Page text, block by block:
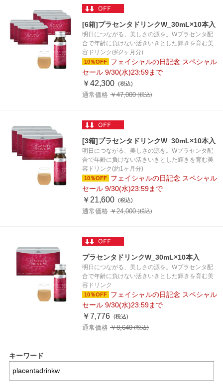
[6箱]プラセンタドリンクW_30mL×10本入
明日につながる、美しさの源を。Wプラセンタ配
合で年齢に負けない活きいきとした輝きを育む美
容ドリンク(約2ヶ月分)
10％OFF
フェイシャルの日記念 スペシャル
セール 9/30(水)23:59まで
￥42,300
通常価格 ￥47,000
[3箱]プラセンタドリンクW_30mL×10本入
明日につながる、美しさの源を。Wプラセンタ配
合で年齢に負けない活きいきとした輝きを育む美
容ドリンク(約1ヶ月分)
10％OFF
フェイシャルの日記念 スペシャル
セール 9/30(水)23:59まで
￥21,600
通常価格 ￥24,000
プラセンタドリンクW_30mL×10本入
明日につながる、美しさの源を。Wプラセンタ配
合で年齢に負けない活きいきとした輝きを育む美
容ドリンク
10％OFF
フェイシャルの日記念 スペシャル
セール 9/30(水)23:59まで
￥7,776
通常価格 ￥8,640
キーワード